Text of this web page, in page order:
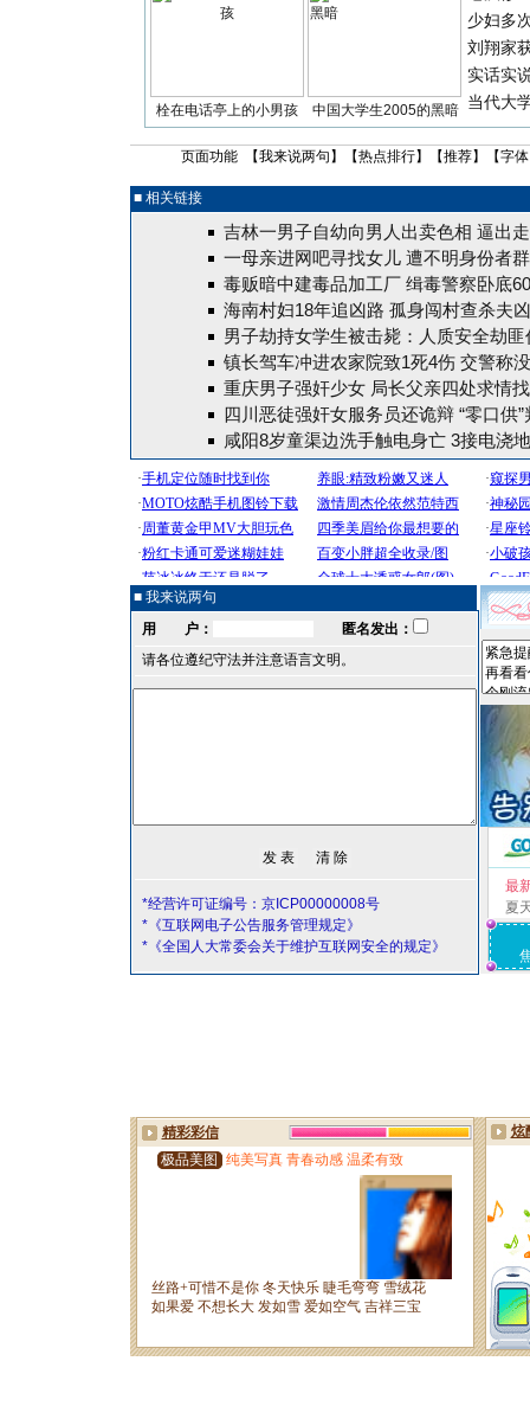
栓在电话亭上的小男孩 中国大学生2005的黑暗
少妇多
刘翔家
实话实
当代大
页面功能 【我来说两句 】【热点排行】【推荐】【字
■ 相关链接
吉林一男子自幼向男人出卖色相 逼出
一母亲进网吧寻找女儿 遭不明身份者
毒贩暗中建毒品加工厂 缉毒警察卧底
海南村妇18年追凶路 孤身闯村查杀夫
男子劫持女学生被击毙：人质安全劫
镇长驾车冲进农家院致1死4伤 交警称
重庆男子强奸少女 局长父亲四处求情
四川恶徒强奸女服务员还诡辩 “零口供”
咸阳8岁童渠边洗手触电身亡 3接电浇
■ 我来说两句
用 户：
匿名发出：
请各位遵纪守法并注意语言文明。
*经营许可证编号：京ICP00000008号
*《互联网电子公告服务管理规定》
*《全国人大常委会关于维护互联网安全的规定》
最
夏